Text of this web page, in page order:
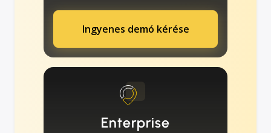
Ingyenes demó kérése
Enterprise